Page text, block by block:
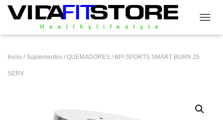
Inicio / Suplementos / QUEMADORES / BPI SPORTS SMART BURN 25
SERV